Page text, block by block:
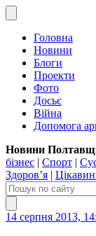
Головна
Новини
Блоги
Проекти
Фото
Досьє
Війна
Допомога
Новини
бізнес | Спорт |
Здоров’я |
14 серпня 2013,